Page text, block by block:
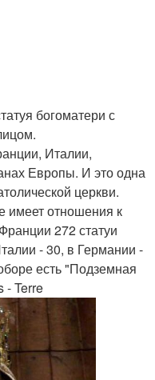
богоматери с
Италии,
Европы. И это одна
церкви.
имеет отношения к
272 статуи
- 30, в Германии -
есть "Подземная
- Terre